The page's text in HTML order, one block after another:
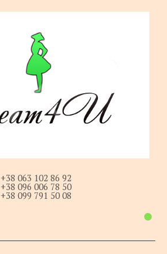
+38 063 102 86 92
+38 096 006 78 50
+38 099 791 50 08